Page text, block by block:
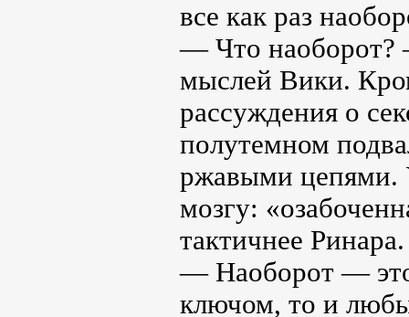
все как раз
— Что наоборот?
мыслей Вики.
рассуждения о
полутемном
ржавыми цепями.
мозгу:
тактичнее
— Наоборот — это
ключом, то и